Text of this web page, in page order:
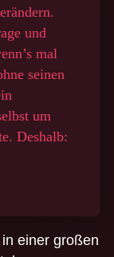
und
mal
seinen
um
Deshalb:
einer großen